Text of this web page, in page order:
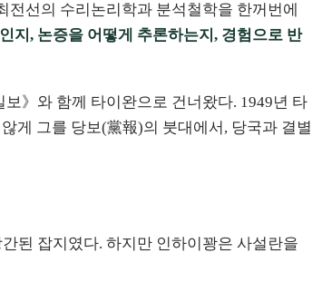
선의 수리논리학과 분석철학을 한꺼번에
지, 논증을 어떻게 추론하는지, 경험으로 반
》와 함께 타이완으로 건너왔다. 1949년 타
게 그를 당보(黨報)의 붓대에서, 당국과 결별
된 잡지였다. 하지만 인하이꽝은 사설란을